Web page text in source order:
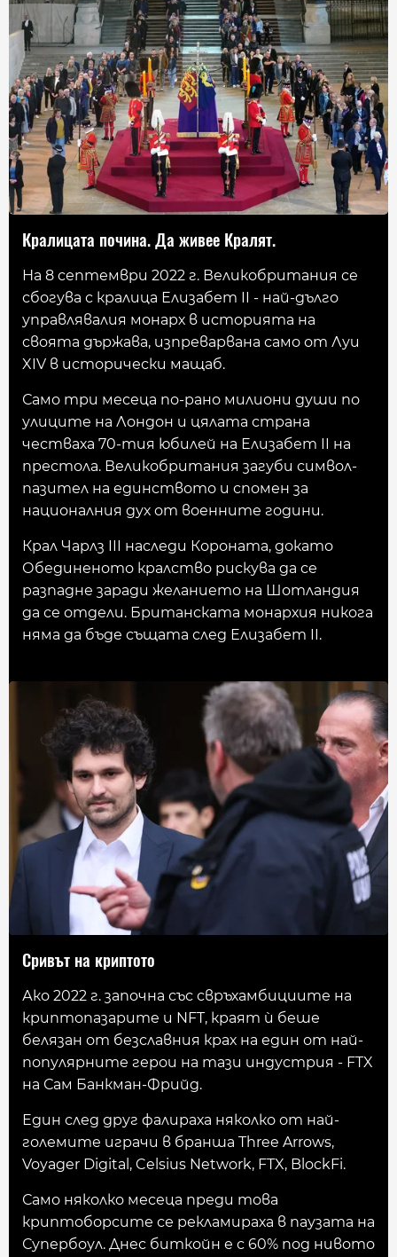
Кралицата почина. Да живее Кралят.
На 8 септември 2022 г. Великобритания се
сбогува с кралица Елизабет II - най-дълго
управлявалия монарх в историята на
своята държава, изпреварвана само от Луи
XIV в исторически мащаб.
Само три месеца по-рано милиони души по
улиците на Лондон и цялата страна
честваха 70-тия юбилей на Елизабет II на
престола. Великобритания загуби символ-
пазител на единството и спомен за
националния дух от военните години.
Крал Чарлз III наследи Короната, докато
Обединеното кралство рискува да се
разпадне заради желанието на Шотландия
да се отдели. Британската монархия никога
няма да бъде същата след Елизабет II.
Сривът на криптото
Ако 2022 г. започна със свръхамбициите на
криптопазаритe и NFT, краят ѝ беше
белязан от безславния крах на един от най-
популярните герои на тази индустрия - FTX
на Сам Банкман-Фрийд.
Един след друг фалираха няколко от най-
големите играчи в бранша Three Arrows,
Voyager Digital, Celsius Network, FTX, BlockFi.
Само няколко месеца преди това
криптоборсите се рекламираха в паузата на
Супербоул. Днес биткойн е с 60% под нивото